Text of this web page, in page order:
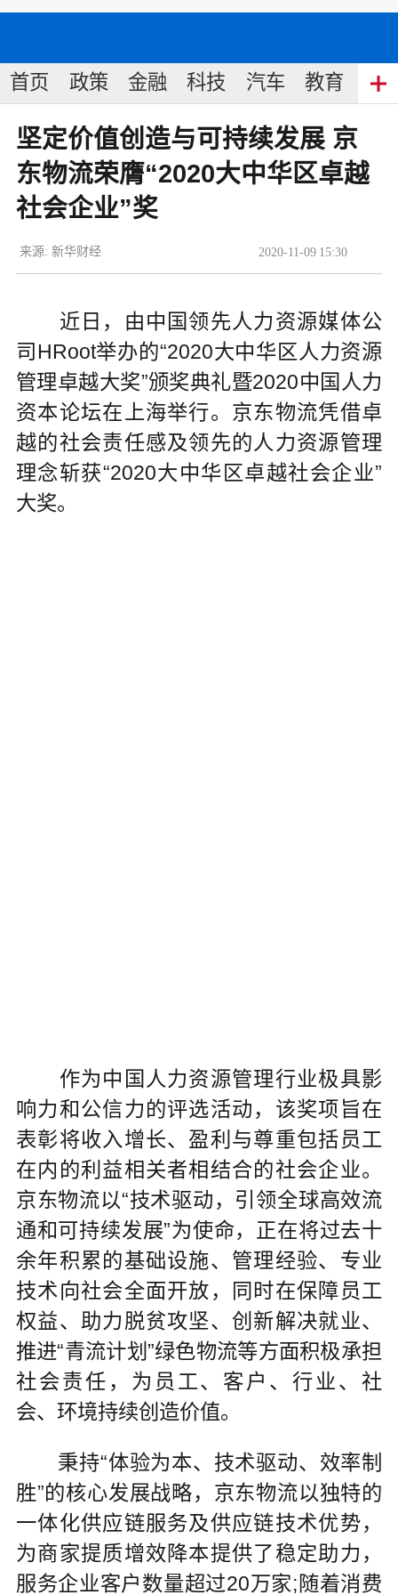
首页 政策 金融 科技 汽车 教育 食
坚定价值创造与可持续发展 京
东物流荣膺“2020大中华区卓越
社会企业”奖
2020-11-09 15:30
来源: 新华财经
近日，由中国领先人力资源媒体公
司HRoot举办的“2020大中华区人力资源
管理卓越大奖”颁奖典礼暨2020中国人力
资本论坛在上海举行。京东物流凭借卓
越的社会责任感及领先的人力资源管理
理念斩获“2020大中华区卓越社会企业”
大奖。
作为中国人力资源管理行业极具影
响力和公信力的评选活动，该奖项旨在
表彰将收入增长、盈利与尊重包括员工
在内的利益相关者相结合的社会企业。
京东物流以“技术驱动，引领全球高效流
通和可持续发展”为使命，正在将过去十
余年积累的基础设施、管理经验、专业
技术向社会全面开放，同时在保障员工
权益、助力脱贫攻坚、创新解决就业、
推进“青流计划”绿色物流等方面积极承担
社会责任，为员工、客户、行业、社
会、环境持续创造价值。
秉持“体验为本、技术驱动、效率制
胜”的核心发展战略，京东物流以独特的
一体化供应链服务及供应链技术优势，
为商家提质增效降本提供了稳定助力，
服务企业客户数量超过20万家;随着消费